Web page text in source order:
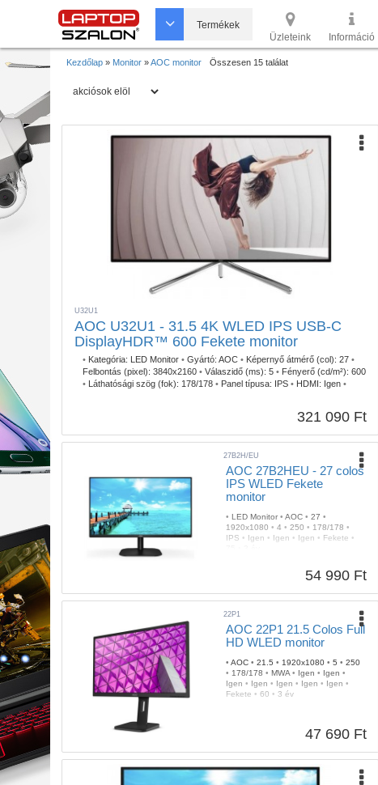
Termékek
Üzleteink
Információ
Kezdőlap » Monitor »AOC monitor Összesen 15 találat
U32U1
AOC U32U1 - 31.5 4K WLED IPS USB-C
DisplayHDR™ 600 Fekete monitor
• Kategória: LED Monitor • Gyártó: AOC • Képernyő átmérő (col): 27 •
Felbontás (pixel): 3840x2160 • Válaszidő (ms): 5 • Fényerő (cd/m²): 600
• Láthatósági szög (fok): 178/178 • Panel típusa: IPS • HDMI: Igen •
321 090 Ft
27B2H/EU
AOC 27B2HEU - 27 colos
IPS WLED Fekete
monitor
• LED Monitor • AOC • 27 •
1920x1080 • 4 • 250 • 178/178 •
IPS • Igen • Igen • Igen • Fekete •
54 990 Ft
22P1
AOC 22P1 21.5 Colos Full
HD WLED monitor
• AOC • 21.5 • 1920x1080 • 5 • 250
• 178/178 • MWA • Igen • Igen •
Igen • Igen • Igen • Igen • Igen •
Fekete • 60 • 3 év
47 690 Ft